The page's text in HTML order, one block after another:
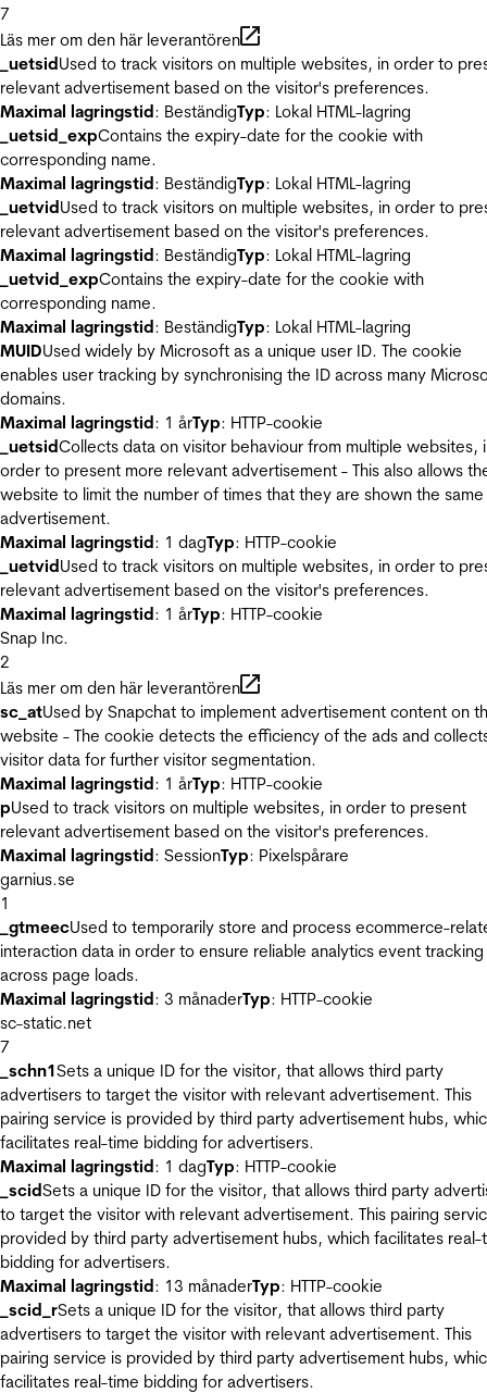
7
Läs mer om den här leverantören
_uetsidUsed to track visitors on multiple websites, in order to
relevant advertisement based on the visitor's preferences.
Maximal lagringstid: BeständigTyp: Lokal HTML-lagring
_uetsid_expContains the expiry-date for the cookie with
corresponding name.
Maximal lagringstid: BeständigTyp: Lokal HTML-lagring
_uetvidUsed to track visitors on multiple websites, in order to
relevant advertisement based on the visitor's preferences.
Maximal lagringstid: BeständigTyp: Lokal HTML-lagring
_uetvid_expContains the expiry-date for the cookie with
corresponding name.
Maximal lagringstid: BeständigTyp: Lokal HTML-lagring
MUIDUsed widely by Microsoft as a unique user ID. The cookie
enables user tracking by synchronising the ID across many
domains.
Maximal lagringstid: 1 årTyp: HTTP-cookie
_uetsidCollects data on visitor behaviour from multiple websites,
order to present more relevant advertisement - This also allows
website to limit the number of times that they are shown the same
advertisement.
Maximal lagringstid: 1 dagTyp: HTTP-cookie
_uetvidUsed to track visitors on multiple websites, in order to
relevant advertisement based on the visitor's preferences.
Maximal lagringstid: 1 årTyp: HTTP-cookie
Snap Inc.
2
Läs mer om den här leverantören
sc_atUsed by Snapchat to implement advertisement content on
website - The cookie detects the efficiency of the ads and
visitor data for further visitor segmentation.
Maximal lagringstid: 1 årTyp: HTTP-cookie
pUsed to track visitors on multiple websites, in order to present
relevant advertisement based on the visitor's preferences.
Maximal lagringstid: SessionTyp: Pixelspårare
garnius.se
1
_gtmeecUsed to temporarily store and process ecommerce-
interaction data in order to ensure reliable analytics event tracking
across page loads.
Maximal lagringstid: 3 månaderTyp: HTTP-cookie
sc-static.net
7
_schn1Sets a unique ID for the visitor, that allows third party
advertisers to target the visitor with relevant advertisement. This
pairing service is provided by third party advertisement hubs,
facilitates real-time bidding for advertisers.
Maximal lagringstid: 1 dagTyp: HTTP-cookie
_scidSets a unique ID for the visitor, that allows third party
to target the visitor with relevant advertisement. This pairing
provided by third party advertisement hubs, which facilitates real-
bidding for advertisers.
Maximal lagringstid: 13 månaderTyp: HTTP-cookie
_scid_rSets a unique ID for the visitor, that allows third party
advertisers to target the visitor with relevant advertisement. This
pairing service is provided by third party advertisement hubs,
facilitates real-time bidding for advertisers.